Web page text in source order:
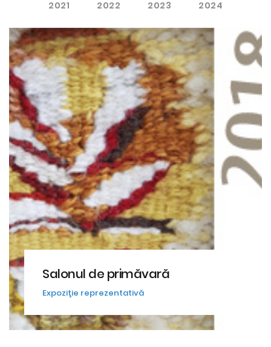
2021 2022 2023 2024
Salonul de primăvară
Expoziţie reprezentativă